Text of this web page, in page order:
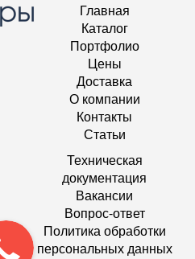
Главная
Каталог
Портфолио
Цены
Доставка
О компании
Контакты
Статьи
Техническая
документация
Вакансии
Вопрос-ответ
Политика обработки
персональных данных